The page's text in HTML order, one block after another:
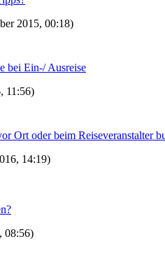
2015, 00:18)
bei Ein-/ Ausreise
11:56)
Ort oder beim Reiseveranstalter
14:19)
08:56)